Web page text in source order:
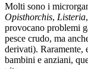
Molti sono i
Opisthorchis, Listeria,
provocano problemi
pesce crudo, ma
derivati). Raramente,
bambini e anziani,